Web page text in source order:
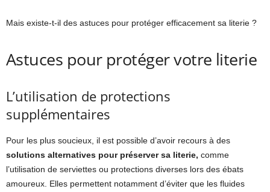
Mais existe-t-il des astuces pour protéger efficacement sa literie ?
Astuces pour protéger votre literie
L’utilisation de protections
supplémentaires
Pour les plus soucieux, il est possible d’avoir recours à des
solutions alternatives pour préserver sa literie, comme
l’utilisation de serviettes ou protections diverses lors des ébats
amoureux. Elles permettent notamment d’éviter que les fluides